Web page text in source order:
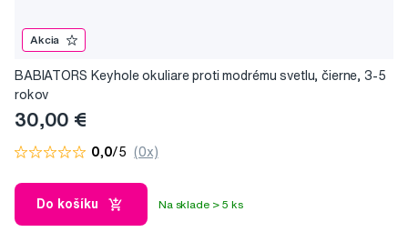
Akcia
BABIATORS Keyhole okuliare proti modrému svetlu, čierne, 3-5
rokov
30,00 €
0,0/5 (0x)
Do košíku Na sklade > 5 ks